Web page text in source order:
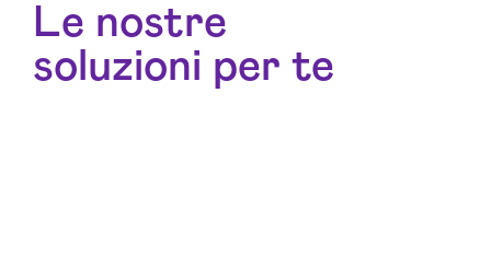
Le nostre
soluzioni per te